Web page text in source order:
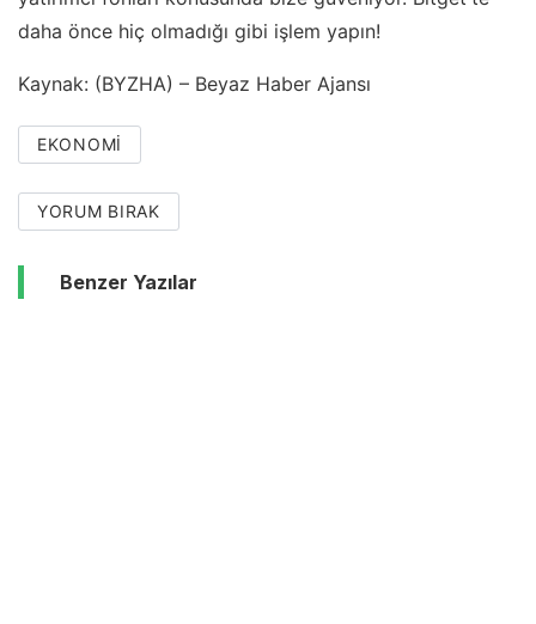
daha önce hiç olmadığı gibi işlem yapın!
Kaynak: (BYZHA) – Beyaz Haber Ajansı
EKONOMI
YORUM BIRAK
Benzer Yazılar